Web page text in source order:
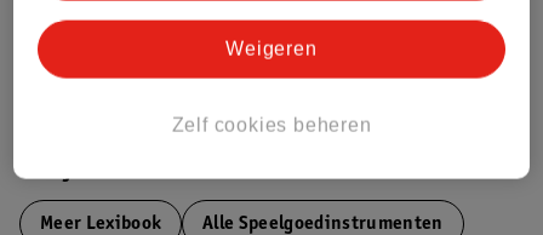
Bestel & Bezorginformatie
Bekijk ook
Meer Lexibook Alle Speelgoedinstrumenten
Zelf cookies beheren
Weigeren